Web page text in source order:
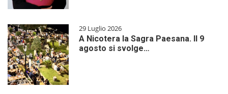
29 Luglio 2026
A Nicotera la Sagra Paesana. Il 9
agosto si svolge…